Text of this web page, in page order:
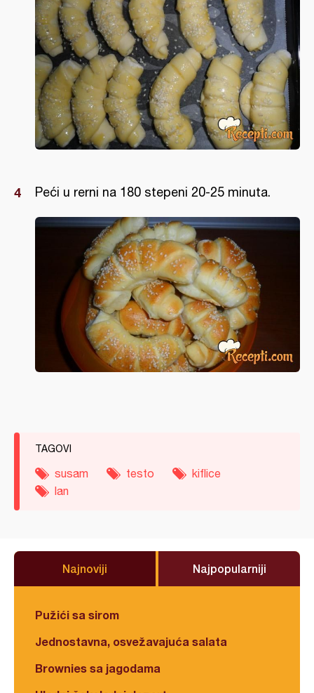
Peći u rerni na 180 stepeni 20-25 minuta.
TAGOVI
susam testo
kiflice
lan
Najnoviji Najpopularniji
Pužići sa sirom
Jednostavna, osvežavajuća salata
Brownies sa jagodama